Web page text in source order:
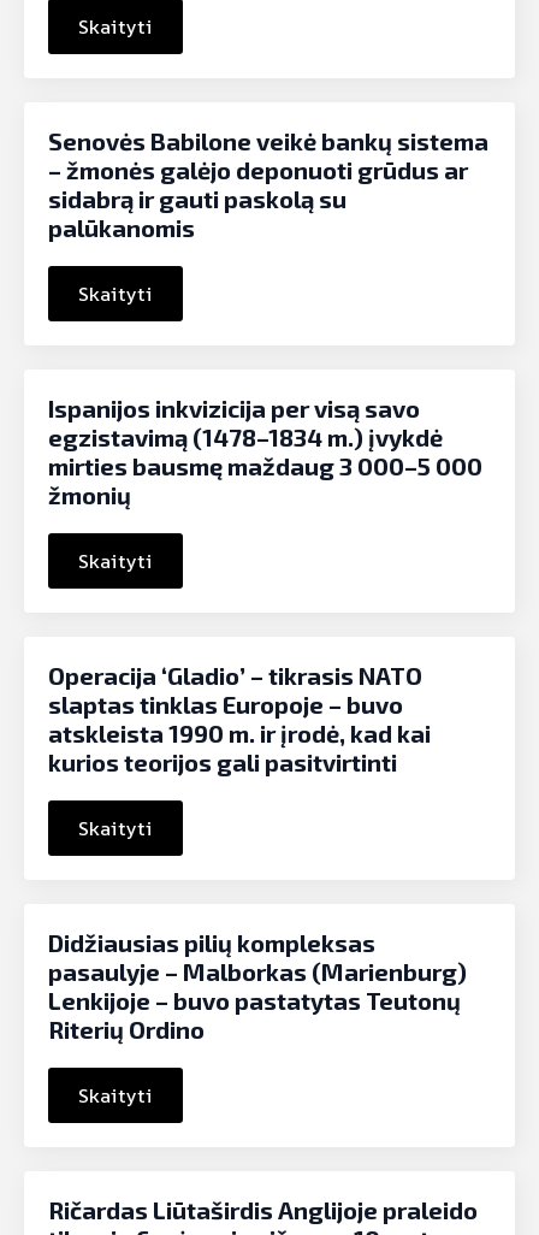
Skaityti
Senovės Babilone veikė bankų sistema
– žmonės galėjo deponuoti grūdus ar
sidabrą ir gauti paskolą su
palūkanomis
Skaityti
Ispanijos inkvizicija per visą savo
egzistavimą (1478–1834 m.) įvykdė
mirties bausmę maždaug 3 000–5 000
žmonių
Skaityti
Operacija ‘Gladio’ – tikrasis NATO
slaptas tinklas Europoje – buvo
atskleista 1990 m. ir įrodė, kad kai
kurios teorijos gali pasitvirtinti
Skaityti
Didžiausias pilių kompleksas
pasaulyje – Malborkas (Marienburg)
Lenkijoje – buvo pastatytas Teutonų
Riterių Ordino
Skaityti
Ričardas Liūtaširdis Anglijoje praleido